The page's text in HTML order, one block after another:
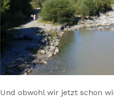
Und obwohl wir jetzt schon